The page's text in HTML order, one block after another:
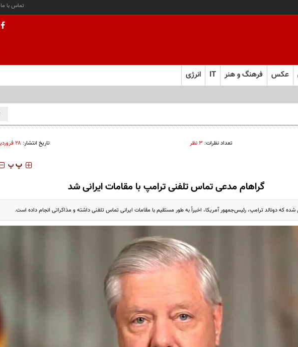
تماس با ما
عکس فرهنگ و هنر IT انرژی
تعداد نظرات: ۳ نظر تاریخ انتشار: ۲۸ فروردين ۱۴۰۵ - ۱۶:۴۰
‍‍‍ پ پ
گراهام مدعی تماس تلفنی ترامپ با مقامات ایرانی شد
که دونالد ترامپ، رئیس‌جمهور آمریکا، اخیراً به طور مستقیم با مقامات ایرانی تماس تلفنی داشته و مذاکراتی انجام داده است.